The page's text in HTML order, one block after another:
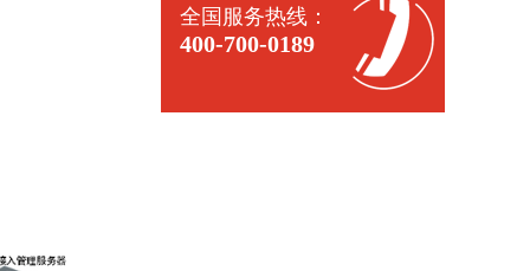
全国服务热线：
400-700-0189